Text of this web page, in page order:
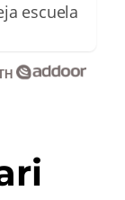
escuela